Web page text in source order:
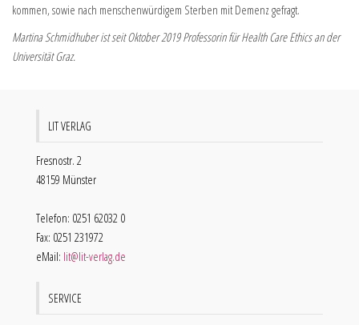
kommen, sowie nach menschenwürdigem Sterben mit Demenz gefragt.
Martina Schmidhuber ist seit Oktober 2019 Professorin für Health Care Ethics an der
Universität Graz.
LIT VERLAG
Fresnostr. 2
48159 Münster
Telefon: 0251 62032 0
Fax: 0251 231972
eMail: lit@lit-verlag.de
SERVICE